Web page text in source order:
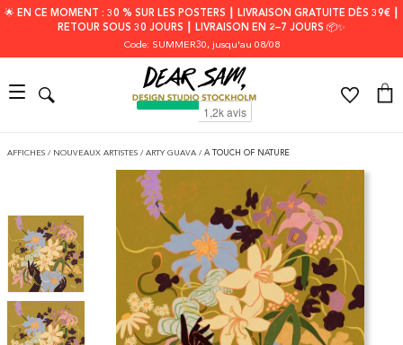
🌟 EN CE MOMENT : 30 % SUR LES POSTERS ┃ LIVRAISON GRATUITE DÈS 39€ ┃
RETOUR SOUS 30 JOURS ┃ LIVRAISON EN 2–7 JOURS 📦✨
Code: SUMMER30, jusqu'au 08/08
AFFICHES / NOUVEAUX ARTISTES / ARTY GUAVA / A TOUCH OF NATURE